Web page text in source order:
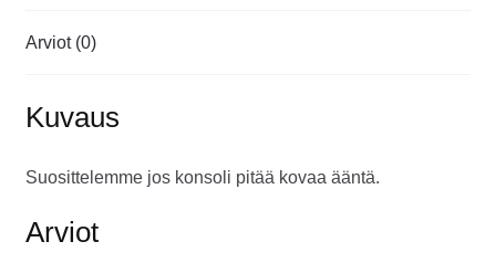
Arviot (0)
Kuvaus
Suosittelemme jos konsoli pitää kovaa ääntä.
Arviot